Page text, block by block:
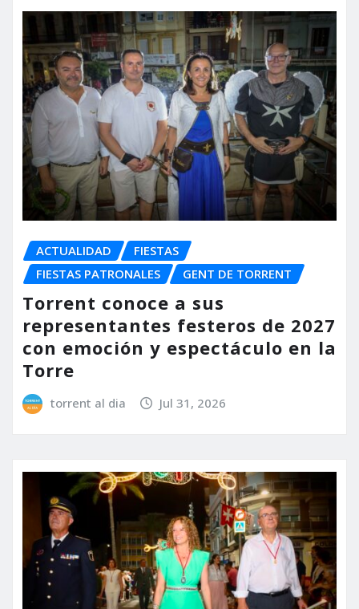
ACTUALIDAD
FIESTAS
FIESTAS PATRONALES
GENT DE TORRENT
Torrent conoce a sus
representantes festeros de 2027
con emoción y espectáculo en la
Torre
torrent al dia Jul 31, 2026